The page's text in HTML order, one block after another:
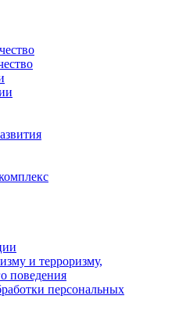
и терроризму,
поведения
персональных